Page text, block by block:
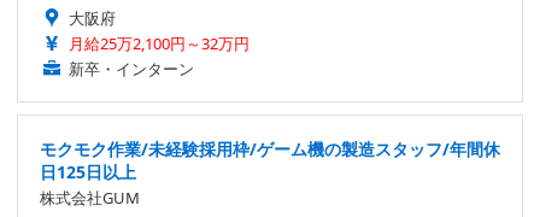
大阪府
月給25万2,100円～32万円
新卒・インターン
モクモク作業/未経験採用枠/ゲーム機の製造スタッフ/年間休
日125日以上
株式会社GUM